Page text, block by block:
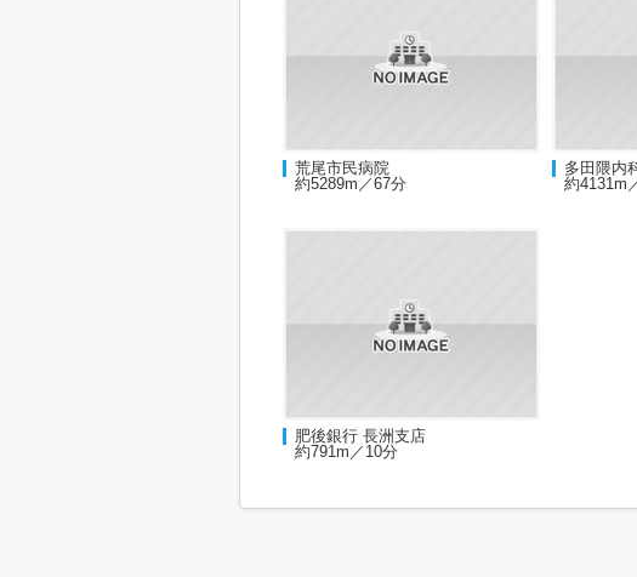
荒尾市民病院
約5289m／67分
多田隈内
約4131m
肥後銀行 長洲支店
約791m／10分